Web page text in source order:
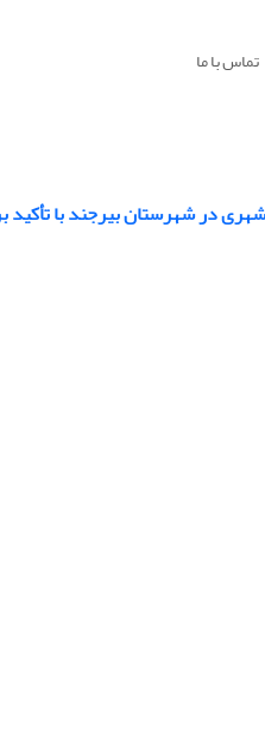
تماس با ما
در شهرستان بیرجند با تأکید